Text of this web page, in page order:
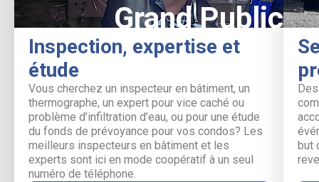
Grand Public
Inspection, expertise et
étude
Vous cherchez un inspecteur en bâtiment, un
thermographe, un expert pour vice caché ou
problème d’infiltration d’eau, ou pour une étude
du fonds de prévoyance pour vos condos? Les
meilleurs inspecteurs en bâtiment et les
experts sont ici en mode coopératif à un seul
numéro de téléphone.
but